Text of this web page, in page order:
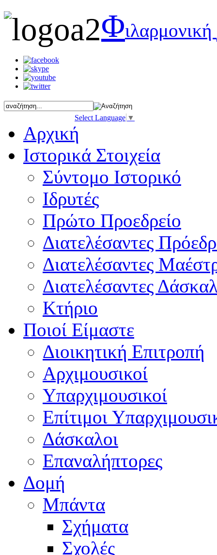
Φιλαρμονική
Select Language ▼
Αρχική
Ιστορικά Στοιχεία
Σύντομο Ιστορικό
Ιδρυτές
Πρώτο Προεδρείο
Διατελέσαντες
Διατελέσαντες
Διατελέσαντες
Κτήριο
Ποιοί Είμαστε
Διοικητική Επιτροπή
Aρχιμουσικοί
Υπαρχιμουσικοί
Επίτιμοι
Δάσκαλοι
Επαναλήπτορες
Δομή
Μπάντα
Σχήματα
Σχολές